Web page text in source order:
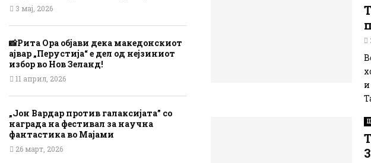
3 мај, 2026
📸Рита Ора објави дека македонскиот
ајвар „Перустија“ е дел од нејзиниот
избор во Нов Зеланд!
11 април, 2026
„Јон Вардар против галаксијата” со
награда на фестивал за научна
фантастика во Мајами
26 март, 2026